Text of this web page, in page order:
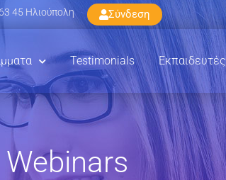
45 Ηλιούπολη Σύνδεση
Testimonials Εκπαιδευτές
Webinars